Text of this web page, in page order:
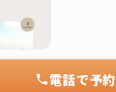
電話で予